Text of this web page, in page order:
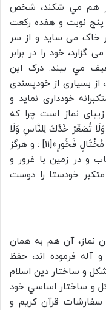
در هم مي شكند، شخص
پنج نوبت و هفده ركعت
خاک می ساید و از سر
خود را در برابر
مي بيند. درک اين
بسیاری از خودپسندی
خودداری نماید و
نماز است چرا که
تُصَعِّرْ خَدَّكَ لِلنَّاسِ وَلَا
تَمْشِ فِي الْأَرْضِ مَرَحًا ۖ إِنَّ اللَّهَ لَا يُحِبُّ كُلَّ مُخْتَالٍ فَخُورٍ»[11] : و هرگز
و در زمین با غرور و
خودستا را دوست
نماز، آن هم به همان
آله فرموده اند، حفظ
و ساختار دین اسلام
و ساختار اساسي خود
سفارشات قرآن کریم و